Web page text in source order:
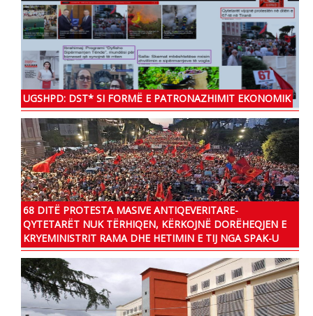
UGSHPD: DST* SI FORMË E PATRONAZHIMIT EKONOMIK
68 DITË PROTESTA MASIVE ANTIQEVERITARE-
QYTETARËT NUK TËRHIQEN, KËRKOJNË DORËHEQJEN E
KRYEMINISTRIT RAMA DHE HETIMIN E TIJ NGA SPAK-U